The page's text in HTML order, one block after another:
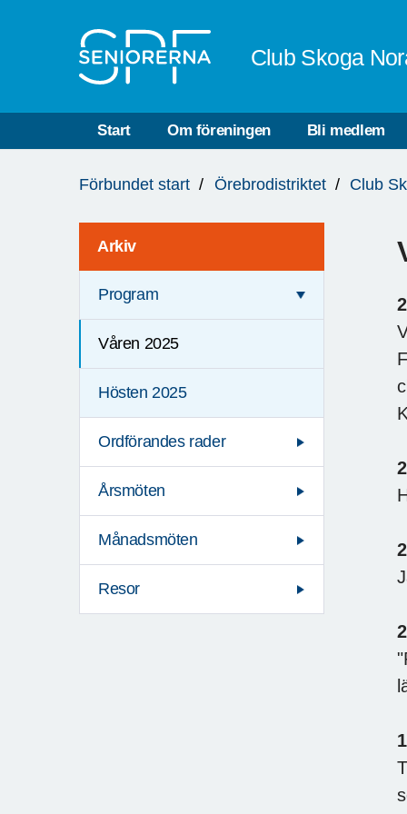
Club Skoga
Start Om föreningen Bli medlem
är
Förbundet start Örebrodistriktet Club
Arkiv
Program
Våren 2025
Hösten 2025
Ordförandes rader
Årsmöten
Månadsmöten
Resor